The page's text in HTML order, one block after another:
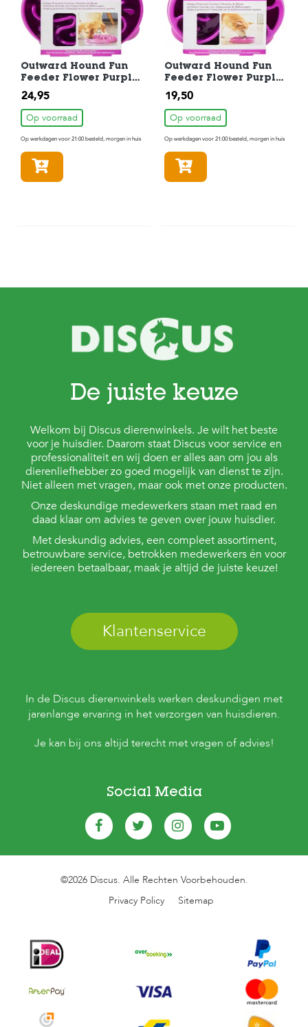
Outward Hound Fun
Feeder Flower Purple
Large
24,95
Op voorraad
Op werkdagen voor 21:00 besteld, morgen in huis
Outward Hound Fun
Feeder Flower Purple
Medium
19,50
Op voorraad
Op werkdagen voor 21:00 besteld, morgen in huis
De juiste keuze
Welkom bij Discus dierenwinkels. Je wilt het beste
voor je huisdier. Daarom staat Discus voor service en
professionaliteit en wij doen er alles aan om jou als
dierenliefhebber zo goed mogelijk van dienst te zijn.
Niet alleen met vragen, maar ook met onze producten.
Onze deskundige medewerkers staan met raad en
daad klaar om advies te geven over jouw huisdier.
Met deskundig advies, een compleet assortiment,
betrouwbare service, betrokken medewerkers én voor
iedereen betaalbaar, maak je altijd de juiste keuze!
Klantenservice
In de Discus dierenwinkels werken deskundigen met
jarenlange ervaring in het verzorgen van huisdieren.
Je kan bij ons altijd terecht met vragen of advies!
Social Media
©2026 Discus. Alle Rechten Voorbehouden.
Privacy Policy
Sitemap